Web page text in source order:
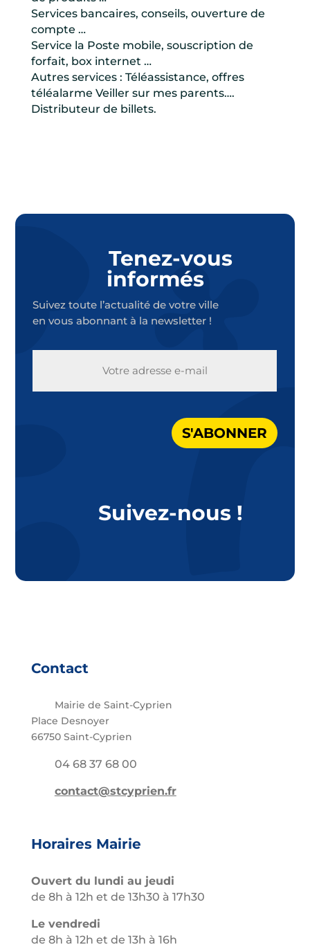
Services bancaires, conseils, ouverture de
compte …
Service la Poste mobile, souscription de
forfait, box internet …
Autres services : Téléassistance, offres
téléalarme Veiller sur mes parents….
Distributeur de billets.
Tenez-vous
informés
Suivez toute l’actualité de votre ville
en vous abonnant à la newsletter !
S'ABONNER
Suivez-nous !
Contact
Mairie de Saint-Cyprien
Place Desnoyer
66750 Saint-Cyprien
04 68 37 68 00
contact@stcyprien.fr
Horaires Mairie
Ouvert du lundi au jeudi
de 8h à 12h et de 13h30 à 17h30
Le vendredi
de 8h à 12h et de 13h à 16h